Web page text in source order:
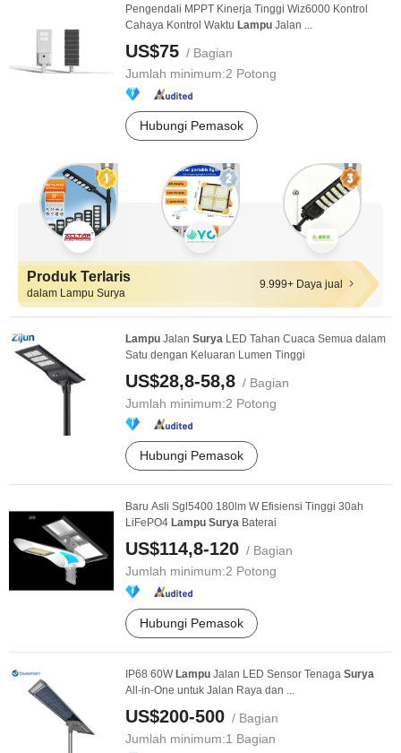
Pengendali MPPT Kinerja Tinggi Wiz6000 Kontrol
Cahaya Kontrol Waktu Lampu Jalan ...
US$75 / Bagian
Jumlah minimum:2 Potong
Hubungi Pemasok
Produk Terlaris
dalam Lampu Surya
9.999+ Daya jual
Lampu Jalan Surya LED Tahan Cuaca Semua dalam
Satu dengan Keluaran Lumen Tinggi
US$28,8-58,8 / Bagian
Jumlah minimum:2 Potong
Hubungi Pemasok
Baru Asli Sgl5400 180lm W Efisiensi Tinggi 30ah
LiFePO4 Lampu Surya Baterai
US$114,8-120 / Bagian
Jumlah minimum:2 Potong
Hubungi Pemasok
IP68 60W Lampu Jalan LED Sensor Tenaga Surya
All-in-One untuk Jalan Raya dan ...
US$200-500 / Bagian
Jumlah minimum:1 Bagian